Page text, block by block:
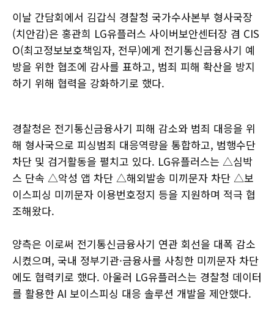
이날 간담회에서 김갑식 경찰청 국가수사본부 형사국장
(치안감)은 홍관희 LG유플러스 사이버보안센터장 겸 CIS
O(최고정보보호책임자, 전무)에게 전기통신금융사기 예
방을 위한 협조에 감사를 표하고, 범죄 피해 확산을 방지
하기 위해 협력을 강화하기로 했다.
경찰청은 전기통신금융사기 피해 감소와 범죄 대응을 위
해 형사국으로 피싱범죄 대응역량을 통합하고, 범행수단
차단 및 검거활동을 펼치고 있다. LG유플러스는 △심박
스 단속 △악성 앱 차단 △해외발송 미끼문자 차단 △보
이스피싱 미끼문자 이용번호정지 등을 지원하며 적극 협
조해왔다.
양측은 이로써 전기통신금융사기 연관 회선을 대폭 감소
시켰으며, 국내 정부기관·금융사를 사칭한 미끼문자 차단
에도 협력키로 했다. 아울러 LG유플러스는 경찰청 데이터
를 활용한 AI 보이스피싱 대응 솔루션 개발을 제안했다.